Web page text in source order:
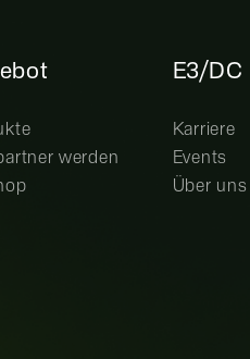
werden
E3/DC
Karriere
Events
Über uns